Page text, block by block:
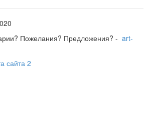
Пожелания? Предложения? - art-
сайта 2